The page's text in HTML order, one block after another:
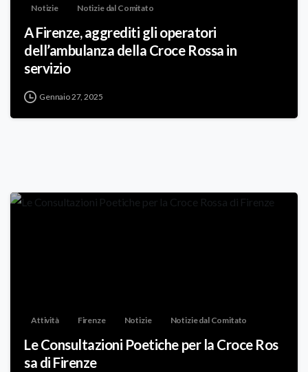
Notizie Notizie dal Comitato
A Firenze, aggrediti gli operatori
dell’ambulanza della Croce Rossa in
servizio
Gennaio 27, 2025
Attività Firenze Notizie Notizie dal Comitato
Le Consultazioni Poetiche per la Croce Ros
sa di Firenze